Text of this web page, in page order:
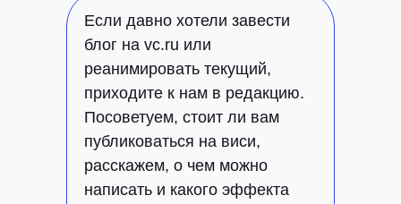
Если давно хотели завести
блог на vc.ru или
реанимировать текущий,
приходите к нам в редакцию.
Посоветуем, стоит ли вам
публиковаться на виси,
расскажем, о чем можно
написать и какого эффекта